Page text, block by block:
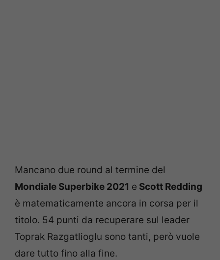
Mancano due round al termine del
Mondiale Superbike 2021 e Scott Redding
è matematicamente ancora in corsa per il
titolo. 54 punti da recuperare sul leader
Toprak Razgatlioglu sono tanti, però vuole
dare tutto fino alla fine.